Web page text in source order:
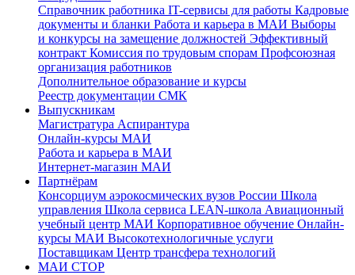
Cправочник работника IT-сервисы для работы Кадровые
документы и бланки Работа и карьера в МАИ Выборы
и конкурсы на замещение должностей Эффективный
контракт Комиссия по трудовым спорам Профсоюзная
организация работников
Дополнительное образование и курсы
Реестр документации СМК
Выпускникам
Магистратура Аспирантура
Онлайн-курсы МАИ
Работа и карьера в МАИ
Интернет-магазин МАИ
Партнёрам
Консорциум аэрокосмических вузов России Школа
управления Школа сервиса LEAN-школа Авиационный
учебный центр МАИ Корпоративное обучение Онлайн-
курсы МАИ Высокотехнологичные услуги
Поставщикам Центр трансфера технологий
МАИ СТОР